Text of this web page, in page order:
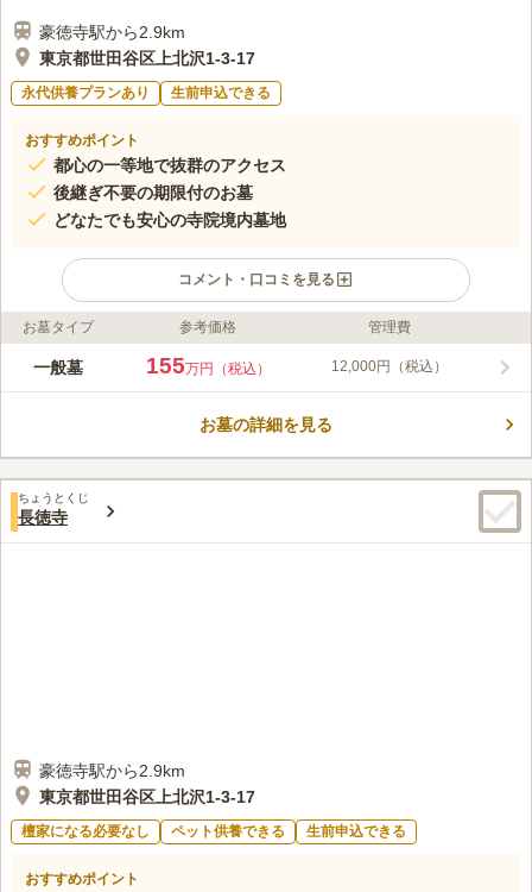
豪徳寺駅から2.9km
東京都世田谷区上北沢1-3-17
永代供養プランあり 生前申込できる
おすすめポイント
都心の一等地で抜群のアクセス
後継ぎ不要の期限付のお墓
どなたでも安心の寺院境内墓地
コメント・口コミを見る
ライフドット編集部のコメント
世田谷区の閑静な住宅街に位置する「せたがや桜上水墓苑」は、
った宗旨・宗派不問の門戸を開いています。全区画平坦なバリア
口コミ評価
この霊園はまだ誰からも評価されていません。
お墓タイプ 参考価格 管理費
一般墓 155万円（税込） 12,000円（税込）
お墓の詳細を見る
ちょうとくじ
長徳寺
豪徳寺駅から2.9km
東京都世田谷区上北沢1-3-17
檀家になる必要なし ペット供養できる 生前申込できる
おすすめポイント